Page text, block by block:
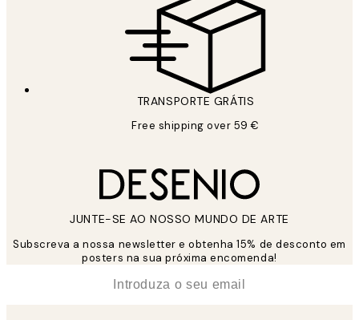
TRANSPORTE GRÁTIS
Free shipping over 59 €
JUNTE-SE AO NOSSO MUNDO DE ARTE
Subscreva a nossa newsletter e obtenha 15% de desconto em
posters na sua próxima encomenda!